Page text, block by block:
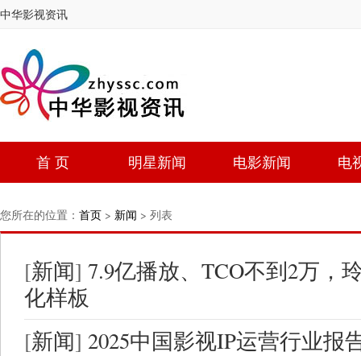
中华影视资讯
首 页 明星新闻 电影新闻 电
您所在的位置： 首页 > 新闻 > 列表
[新闻] 7.9亿播放、TCO不到2万，
化样板
[新闻] 2025中国影视IP运营行业报